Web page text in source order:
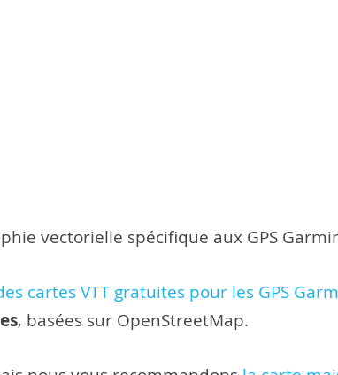
vectorielle spécifique aux GPS
cartes VTT gratuites pour les GPS
, basées sur OpenStreetMap.